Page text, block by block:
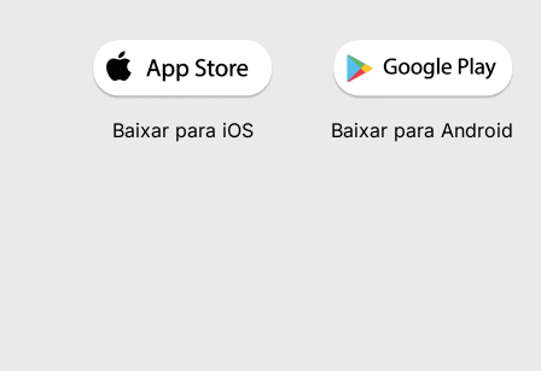
Baixar para iOS Baixar para Android